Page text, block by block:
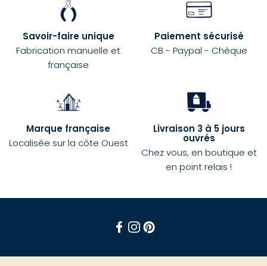
Savoir-faire unique
Fabrication manuelle et
française
Paiement sécurisé
CB - Paypal - Chèque
Marque française
Localisée sur la côte Ouest
Livraison 3 à 5 jours
ouvrés
Chez vous, en boutique et
en point relais !